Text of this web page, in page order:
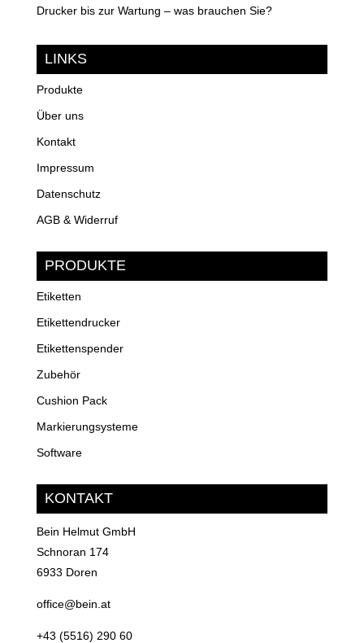
Drucker bis zur Wartung – was brauchen Sie?
LINKS
Produkte
Über uns
Kontakt
Impressum
Datenschutz
AGB & Widerruf
PRODUKTE
Etiketten
Etikettendrucker
Etikettenspender
Zubehör
Cushion Pack
Markierungsysteme
Software
KONTAKT
Bein Helmut GmbH
Schnoran 174
6933 Doren
office@bein.at
+43 (5516) 290 60